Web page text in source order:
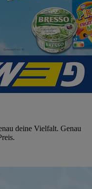
deine Vielfalt. Genau